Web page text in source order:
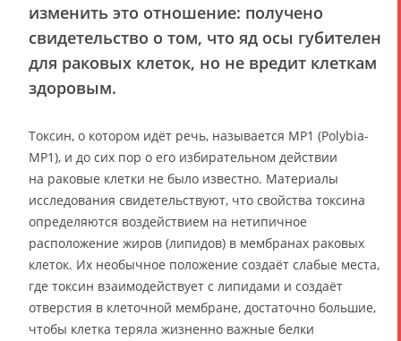
изменить это отношение: получено
свидетельство о том, что яд осы губителен
для раковых клеток, но не вредит клеткам
здоровым.
Токсин, о котором идёт речь, называется MP1 (Polybia-
MP1), и до сих пор о его избирательном действии
на раковые клетки не было известно. Материалы
исследования свидетельствуют, что свойства токсина
определяются воздействием на нетипичное
расположение жиров (липидов) в мембранах раковых
клеток. Их необычное положение создаёт слабые места,
где токсин взаимодействует с липидами и создаёт
отверстия в клеточной мембране, достаточно большие,
чтобы клетка теряла жизненно важные белки